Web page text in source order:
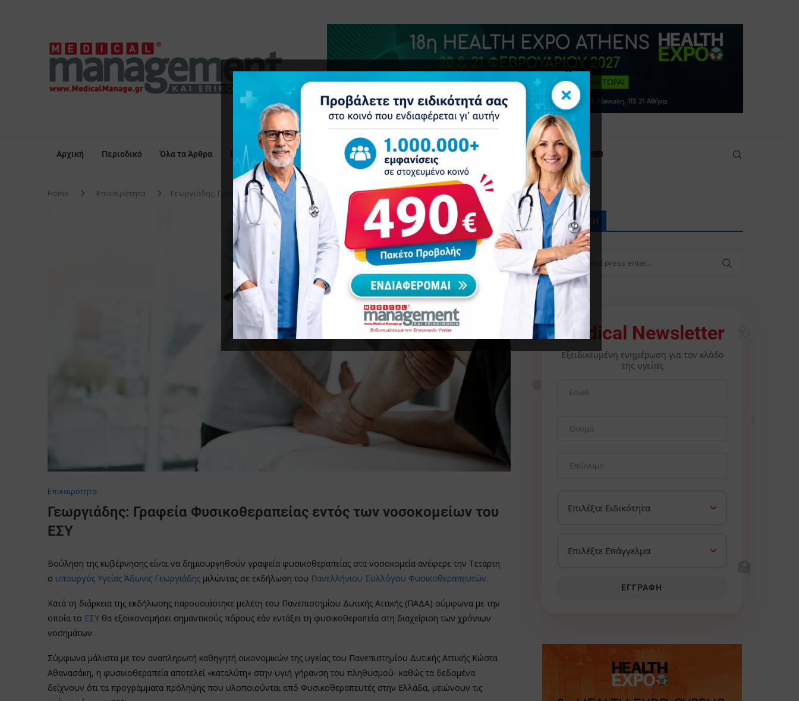
Αρχική Περιοδικό Όλα τα Άρθρα Επικαιρότητα Δελτία Τύπου Προβολή Ιατρού Επικοινωνία
Home Επικαιρότητα Γεωργιάδης: Γραφεία Φυσικοθεραπείας εντός των νοσοκομείων του ΕΣΥ
Επικαιρότητα
Γεωργιάδης: Γραφεία Φυσικοθεραπείας εντός των νοσοκομείων του
ΕΣΥ
Βούληση της κυβέρνησης είναι να δημιουργηθούν γραφεία φυσικοθεραπείας στα νοσοκομεία ανέφερε την Τετάρτη
ο υπουργός Υγείας Άδωνις Γεωργιάδηςμιλώντας σε εκδήλωση του Πανελλήνιου Συλλόγου Φυσικοθεραπευτών.
Κατά τη διάρκεια της εκδήλωσης παρουσιάστηκε μελέτη του Πανεπιστημίου Δυτικής Αττικής (ΠΑΔΑ) σύμφωνα με την
οποία το ΕΣΥθα εξοικονομήσει σημαντικούς πόρους εάν εντάξει τη φυσικοθεραπεία στη διαχείριση των χρόνιων
νοσημάτων.
Σύμφωνα μάλιστα με τον αναπληρωτή καθηγητή οικονομικών της υγείας του Πανεπιστημίου Δυτικής Αττικής Κώστα
Αθανασάκη, η φυσικοθεραπεία αποτελεί «καταλύτη» στην υγιή γήρανση του πληθυσμού- καθώς τα δεδομένα
δείχνουν ότι τα προγράμματα πρόληψης που υλοποιούνται από Φυσικοθεραπευτές στην Ελλάδα, μειώνουν τις
ΑΝΑΖΉΤΗΣΗ
Medical Newsletter
Εξειδικευμένη ενημέρωση για τον κλάδο
της υγείας
ΕΓΓΡΑΦΉ
×
×